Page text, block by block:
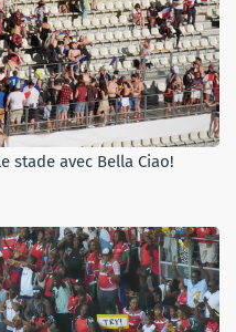
stade avec Bella Ciao!